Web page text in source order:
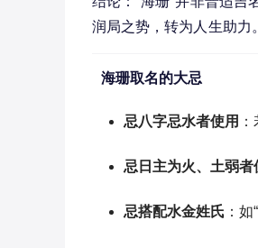
润局之势，转为人生助力。
海珊取名的大忌
忌八字忌水者使用
忌日主为火、土弱者
忌搭配水金姓氏 ：